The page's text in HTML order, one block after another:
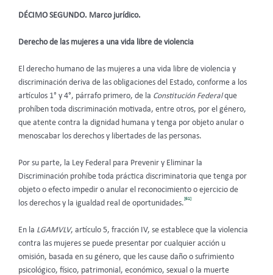
DÉCIMO SEGUNDO. Marco jurídico.
Derecho de las mujeres a una vida libre de violencia
El derecho humano de las mujeres a una vida libre de violencia y
discriminación deriva de las obligaciones del Estado, conforme a los
artículos 1° y 4°, párrafo primero, de la Constitución Federalque
prohíben toda discriminación motivada, entre otros, por el género,
que atente contra la dignidad humana y tenga por objeto anular o
menoscabar los derechos y libertades de las personas.
Por su parte, la Ley Federal para Prevenir y Eliminar la
Discriminación prohíbe toda práctica discriminatoria que tenga por
objeto o efecto impedir o anular el reconocimiento o ejercicio de
los derechos y la igualdad real de oportunidades.
[61]
En la LGAMVLV, artículo 5, fracción IV, se establece que la violencia
contra las mujeres se puede presentar por cualquier acción u
omisión, basada en su género, que les cause daño o sufrimiento
psicológico, físico, patrimonial, económico, sexual o la muerte